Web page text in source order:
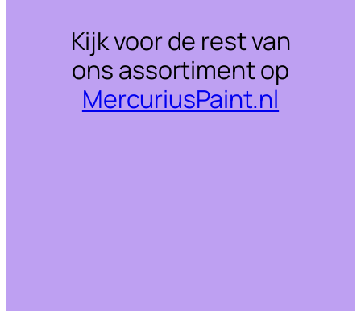
Kijk voor de rest van
ons assortiment op
MercuriusPaint.nl